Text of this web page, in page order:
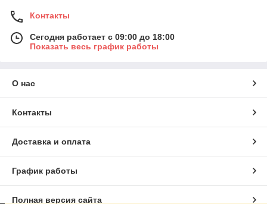
Контакты
Сегодня работает с 09:00 до 18:00
Показать весь график работы
О нас
Контакты
Доставка и оплата
График работы
Полная версия сайта